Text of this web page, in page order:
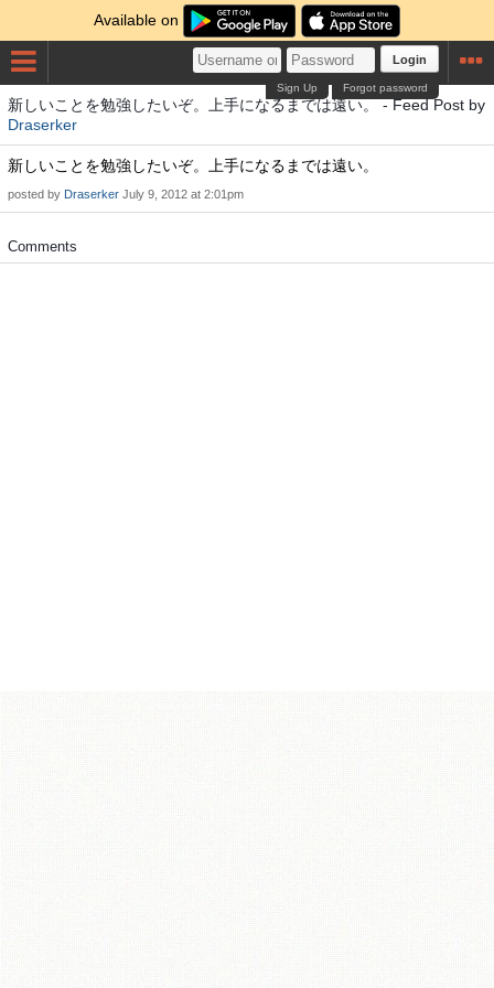
Available on
Login
Forgot password
Sign Up
新しいことを勉強したいぞ。上手になるまでは遠い。 - Feed Post by
Draserker
新しいことを勉強したいぞ。上手になるまでは遠い。
posted by Draserker July 9, 2012 at 2:01pm
Comments